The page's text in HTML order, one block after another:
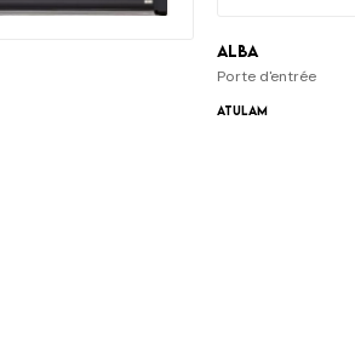
Alba
Porte d'entrée
ATULAM